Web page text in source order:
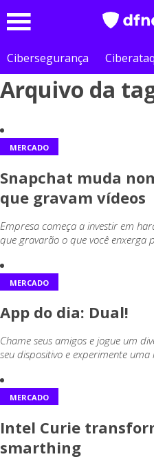
Cibersegurança
Arquivo da
MERCADO
Snapchat muda
que gravam vídeos
Empresa começa a investir em
que gravarão o que você enxerga
MERCADO
App do dia: Dual!
Chame seus amigos e jogue um
seu dispositivo e experimente
MERCADO
Intel Curie
smarthing